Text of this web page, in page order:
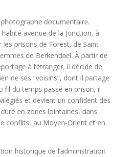
documentaire.
avenue de la Jonction, à
prisons de Forest, de Saint-
de Berkendael. À partir de
à l’étranger, il décide de
de ses “voisins”, dont il partage
fil du temps passé en prison, il
et devient un confident des
en zones lointaines, dans
conflits, au Moyen-Orient et en
historique de l’administration